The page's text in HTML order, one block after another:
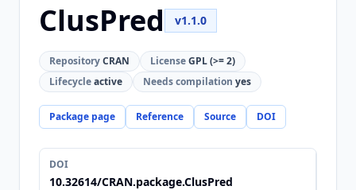
ClusPred v1.1.0
RepositoryCRAN LicenseGPL (>= 2)
Lifecycleactive Needs compilation yes
Package page Reference Source DOI
DOI
10.32614/CRAN.package.ClusPred